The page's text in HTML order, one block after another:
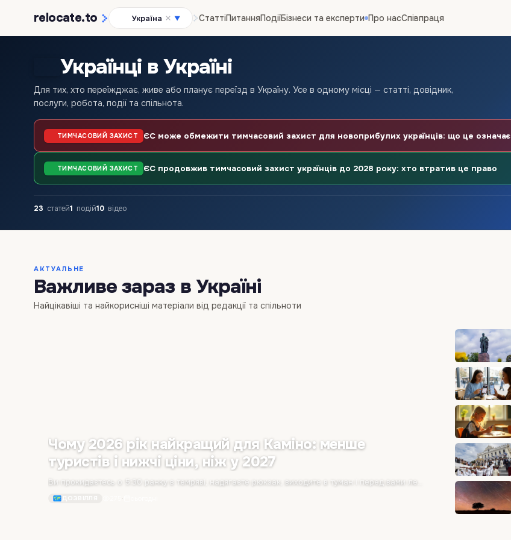
relocate.to Україна ▼ СтаттіПитанняПодіїБізнеси та експерти Про насСпівпраця
Українці в Україні
Для тих, хто переїжджає, живе або планує переїзд в Україну. Усе в одному місці — статті, довідник,
послуги, робота, події та спільнота.
ТИМЧАСОВИЙ ЗАХИСТ ЄС може обмежити тимчасовий захист для новоприбулих українців: що це означає
ТИМЧАСОВИЙ ЗАХИСТ ЄС продовжив тимчасовий захист українців до 2028 року: хто втратив це право
23 статей1 подій10 відео
АКТУАЛЬНЕ
Важливе зараз в Україні
Найцікавіші та найкорисніші матеріали від редакції та спільноти
Чому 2026 рік найкращий для Каміно: менше
туристів і нижчі ціни, ніж у 2027
·